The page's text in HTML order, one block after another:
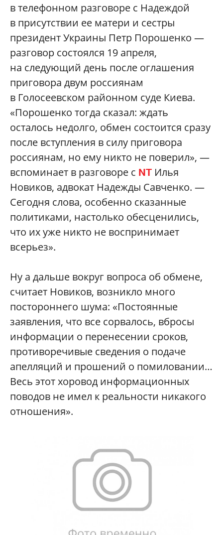
в телефонном разговоре с Надеждой
в присутствии ее матери и сестры
президент Украины Петр Порошенко —
разговор состоялся 19 апреля,
на следующий день после оглашения
приговора двум россиянам
в Голосеевском районном суде Киева.
«Порошенко тогда сказал: ждать
осталось недолго, обмен состоится сразу
после вступления в силу приговора
россиянам, но ему никто не поверил», —
вспоминает в разговоре с NT Илья
Новиков, адвокат Надежды Савченко. —
Сегодня слова, особенно сказанные
политиками, настолько обесценились,
что их уже никто не воспринимает
всерьез».
Ну а дальше вокруг вопроса об обмене,
считает Новиков, возникло много
постороннего шума: «Постоянные
заявления, что все сорвалось, вбросы
информации о перенесении сроков,
противоречивые сведения о подаче
апелляций и прошений о помиловании…
Весь этот хоровод информационных
поводов не имел к реальности никакого
отношения».